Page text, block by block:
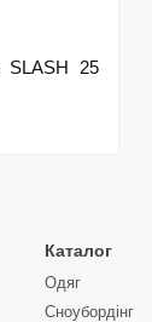
SLASH 25
Каталог
Одяг
Сноубордiнг